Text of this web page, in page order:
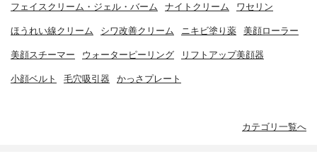
フェイスクリーム・ジェル・バーム ナイトクリーム ワセリン
ほうれい線クリーム シワ改善クリーム ニキビ塗り薬 美顔ローラー
美顔スチーマー ウォーターピーリング リフトアップ美顔器
小顔ベルト 毛穴吸引器 かっさプレート
カテゴリ一覧へ